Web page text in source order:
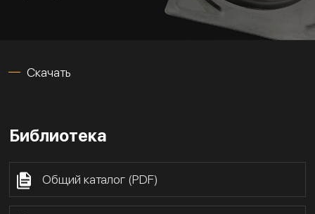
Скачать
Библиотека
Общий каталог (PDF)